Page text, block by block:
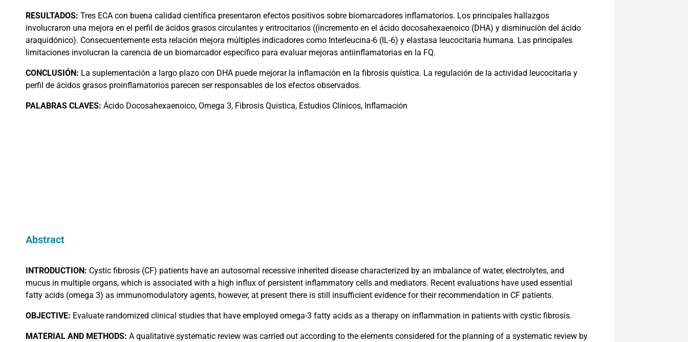
RESULTADOS: Tres ECA con buena calidad científica presentaron efectos positivos sobre biomarcadores inflamatorios. Los principales hallazgos
involucraron una mejora en el perfil de ácidos grasos circulantes y eritrocitarios ((incremento en el ácido docosahexaenoico (DHA) y disminución del ácido
araquidónico). Consecuentemente esta relación mejora múltiples indicadores como Interleucina-6 (IL-6) y elastasa leucocitaria humana. Las principales
limitaciones involucran la carencia de un biomarcador específico para evaluar mejoras antiinflamatorias en la FQ.
CONCLUSIÓN: La suplementación a largo plazo con DHA puede mejorar la inflamación en la fibrosis quística. La regulación de la actividad leucocitaria y
perfil de ácidos grasos proinflamatorios parecen ser responsables de los efectos observados.
PALABRAS CLAVES: Ácido Docosahexaenoico, Omega 3, Fibrosis Quística, Estudios Clínicos, Inflamación
Abstract
INTRODUCTION: Cystic fibrosis (CF) patients have an autosomal recessive inherited disease characterized by an imbalance of water, electrolytes, and
mucus in multiple organs, which is associated with a high influx of persistent inflammatory cells and mediators. Recent evaluations have used essential
fatty acids (omega 3) as immunomodulatory agents, however, at present there is still insufficient evidence for their recommendation in CF patients.
OBJECTIVE: Evaluate randomized clinical studies that have employed omega-3 fatty acids as a therapy on inflammation in patients with cystic fibrosis.
MATERIAL AND METHODS: A qualitative systematic review was carried out according to the elements considered for the planning of a systematic review by